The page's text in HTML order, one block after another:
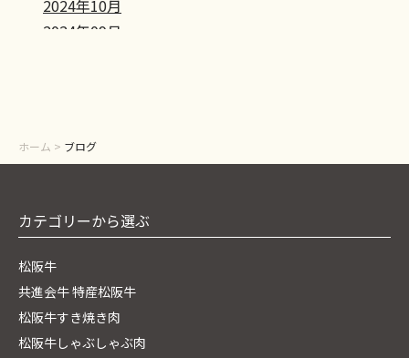
2024年10月
2024年09月
ホーム > ブログ
カテゴリーから選ぶ
松阪牛
共進会牛 特産松阪牛
松阪牛すき焼き肉
松阪牛しゃぶしゃぶ肉